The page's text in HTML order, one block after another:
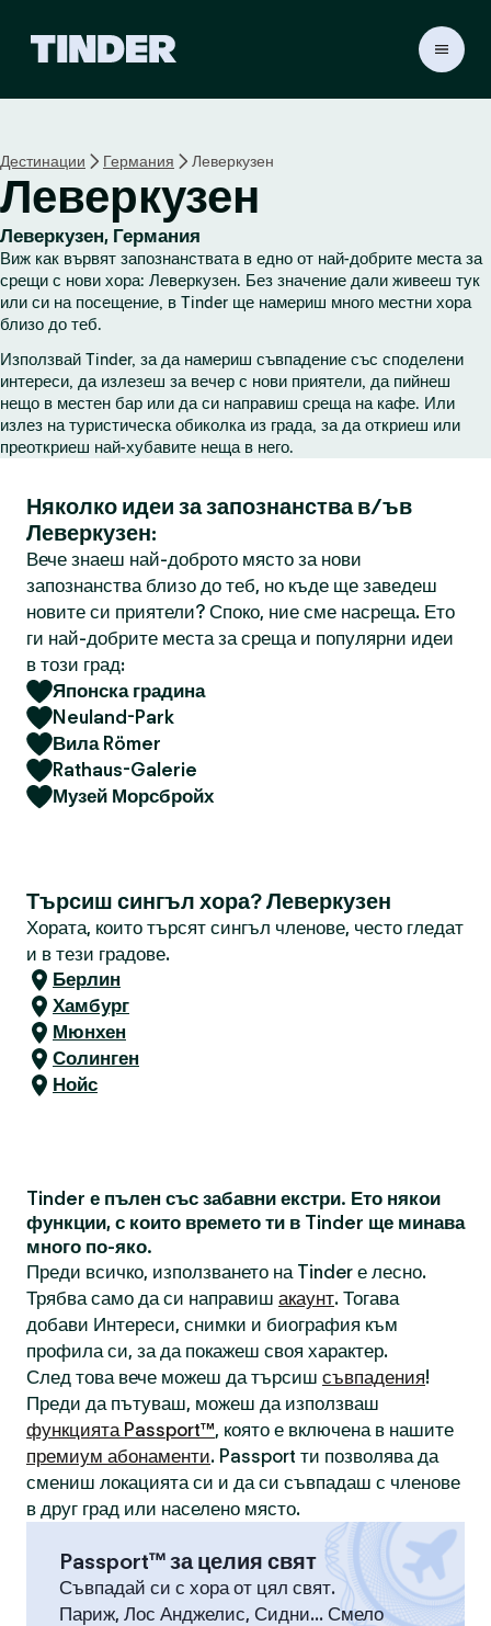
r
Н
а
ч
а
л
о
Дестинации Германия Леверкузен
Леверкузен
Леверкузен, Германия
Виж как вървят запознанствата в едно от най-добрите места за
срещи с нови хора: Леверкузен. Без значение дали живееш тук
или си на посещение, в Tinder ще намериш много местни хора
близо до теб.
Използвай Tinder, за да намериш съвпадение със споделени
интереси, да излезеш за вечер с нови приятели, да пийнеш
нещо в местен бар или да си направиш среща на кафе. Или
излез на туристическа обиколка из града, за да откриеш или
преоткриеш най-хубавите неща в него.
Няколко идеи за запознанства в/ъв
Леверкузен:
Вече знаеш най-доброто място за нови
запознанства близо до теб, но къде ще заведеш
новите си приятели? Споко, ние сме насреща. Ето
ги най-добрите места за среща и популярни идеи
в този град:
Японска градина
Neuland-Park
Вила Römer
Rathaus-Galerie
Музей Морсбройх
Търсиш сингъл хора? Леверкузен
Хората, които търсят сингъл членове, често гледат
и в тези градове.
Берлин
Хамбург
Мюнхен
Солинген
Нойс
Tinder е пълен със забавни екстри. Ето някои
функции, с които времето ти в Tinder ще минава
много по-яко.
Преди всичко, използването на Tinder е лесно.
Трябва само да си направиш акаунт. Тогава
добави Интереси, снимки и биография към
профила си, за да покажеш своя характер.
След това вече можеш да търсиш съвпадения!
Преди да пътуваш, можеш да използваш
функцията Passport™, която е включена в нашите
премиум абонаменти. Passport ти позволява да
смениш локацията си и да си съвпадаш с членове
в друг град или населено място.
Passport™ за целия свят
Съвпадай си с хора от цял свят.
Париж, Лос Анджелис, Сидни... Смело